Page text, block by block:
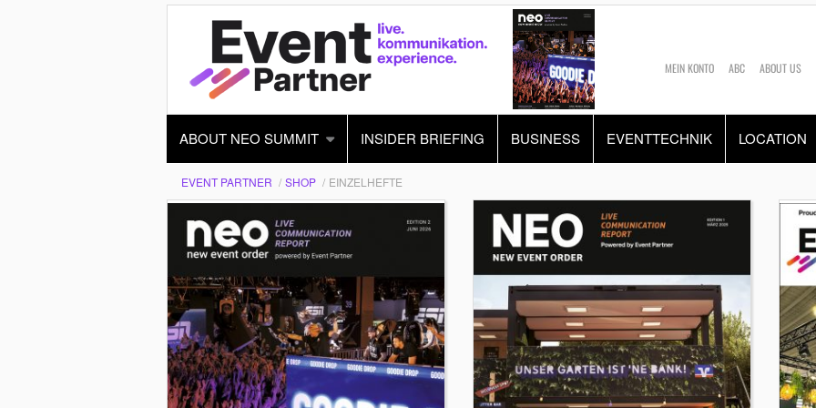
MEIN KONTO ABC ABOUT US
ABOUT NEO SUMMIT INSIDER BRIEFING BUSINESS EVENTTECHNIK LOCATION
EVENT PARTNER SHOP EINZELHEFTE